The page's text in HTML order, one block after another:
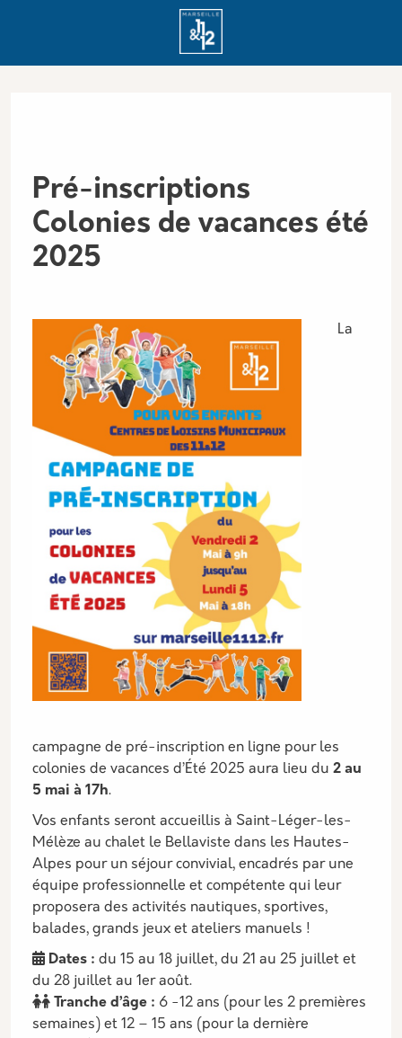
Pré-inscriptions
Colonies de vacances été
2025
La
campagne de pré-inscription en ligne pour les
colonies de vacances d’Été 2025 aura lieu du 2 au
5 mai à 17h.
Vos enfants seront accueillis à Saint-Léger-les-
Mélèze au chalet le Bellaviste dans les Hautes-
Alpes pour un séjour convivial, encadrés par une
équipe professionnelle et compétente qui leur
proposera des activités nautiques, sportives,
balades, grands jeux et ateliers manuels !
Dates : du 15 au 18 juillet, du 21 au 25 juillet et
du 28 juillet au 1er août.
Tranche d’âge : 6 -12 ans (pour les 2 premières
semaines) et 12 – 15 ans (pour la dernière
Panneau de gestion des cookies